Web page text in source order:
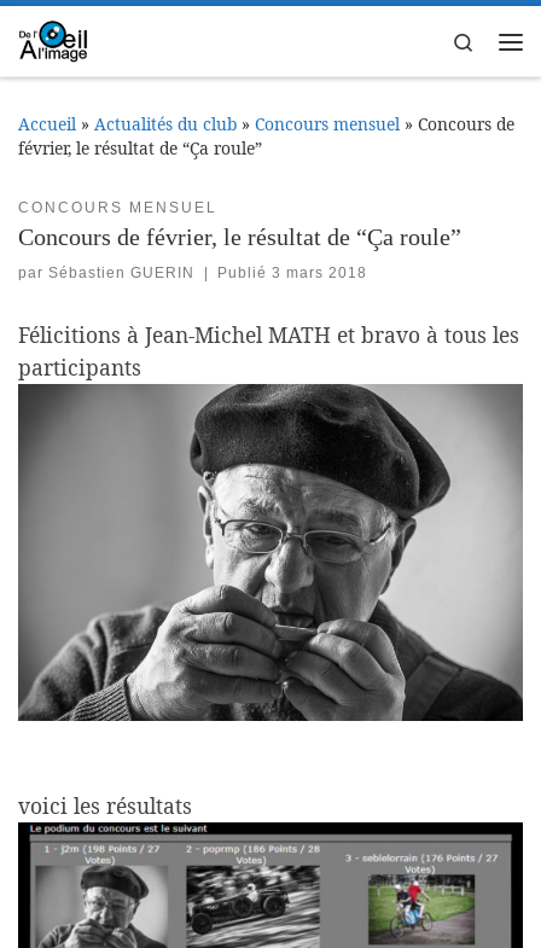
Passer au contenu
Search
Accueil » Actualités du club » Concours mensuel » Concours de
février, le résultat de “Ça roule”
CONCOURS MENSUEL
Concours de février, le résultat de “Ça roule”
par Sébastien GUERIN Publié3 mars 2018
Félicitions à Jean-Michel MATH et bravo à tous les
participants
voici les résultats